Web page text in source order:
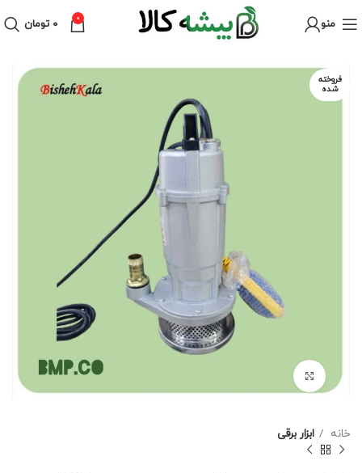
منو 0 ۰ تومان
فروخته
شده
خانه ابزار برقی